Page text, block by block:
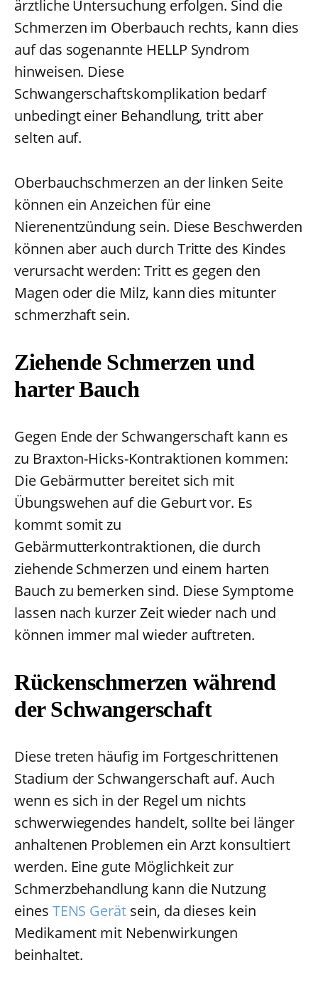
ärztliche Untersuchung erfolgen. Sind die
Schmerzen im Oberbauch rechts, kann dies
auf das sogenannte HELLP Syndrom
hinweisen. Diese
Schwangerschaftskomplikation bedarf
unbedingt einer Behandlung, tritt aber
selten auf.
Oberbauchschmerzen an der linken Seite
können ein Anzeichen für eine
Nierenentzündung sein. Diese Beschwerden
können aber auch durch Tritte des Kindes
verursacht werden: Tritt es gegen den
Magen oder die Milz, kann dies mitunter
schmerzhaft sein.
Ziehende Schmerzen und
harter Bauch
Gegen Ende der Schwangerschaft kann es
zu Braxton-Hicks-Kontraktionen kommen:
Die Gebärmutter bereitet sich mit
Übungswehen auf die Geburt vor. Es
kommt somit zu
Gebärmutterkontraktionen, die durch
ziehende Schmerzen und einem harten
Bauch zu bemerken sind. Diese Symptome
lassen nach kurzer Zeit wieder nach und
können immer mal wieder auftreten.
Rückenschmerzen während
der Schwangerschaft
Diese treten häufig im Fortgeschrittenen
Stadium der Schwangerschaft auf. Auch
wenn es sich in der Regel um nichts
schwerwiegendes handelt, sollte bei länger
anhaltenen Problemen ein Arzt konsultiert
werden. Eine gute Möglichkeit zur
Schmerzbehandlung kann die Nutzung
eines TENS Gerät sein, da dieses kein
Medikament mit Nebenwirkungen
beinhaltet.